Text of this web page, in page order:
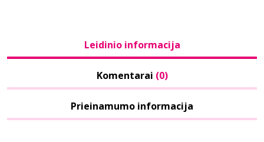
Leidinio informacija
Komentarai (0)
Prieinamumo informacija